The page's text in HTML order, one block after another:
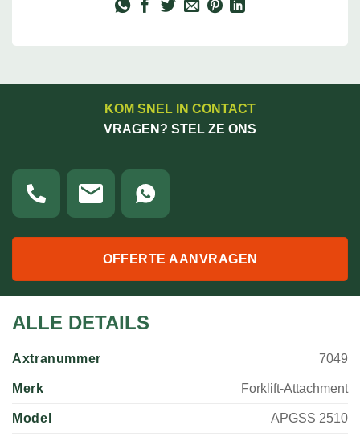
KOM SNEL IN CONTACT
VRAGEN? STEL ZE ONS
OFFERTE AANVRAGEN
ALLE DETAILS
Axtranummer 7049
Merk Forklift-Attachment
Model APGSS 2510